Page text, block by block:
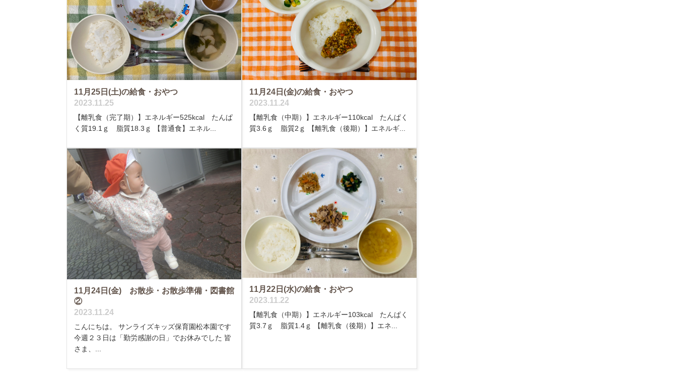
11月25日(土)の給食・おやつ
2023.11.25
【離乳食（完了期）】エネルギー525kcal たんぱ
く質19.1ｇ 脂質18.3ｇ 【普通食】エネル...
11月24日(金)の給食・おやつ
2023.11.24
【離乳食（中期）】エネルギー110kcal たんぱく
質3.6ｇ 脂質2ｇ 【離乳食（後期）】エネルギ...
11月24日(金) お散歩・お散歩準備・図書館
②
2023.11.24
こんにちは。 サンライズキッズ保育園松本園です
今週２３日は「勤労感謝の日」でお休みでした 皆
さま、...
11月22日(水)の給食・おやつ
2023.11.22
【離乳食（中期）】エネルギー103kcal たんぱく
質3.7ｇ 脂質1.4ｇ 【離乳食（後期）】エネ...